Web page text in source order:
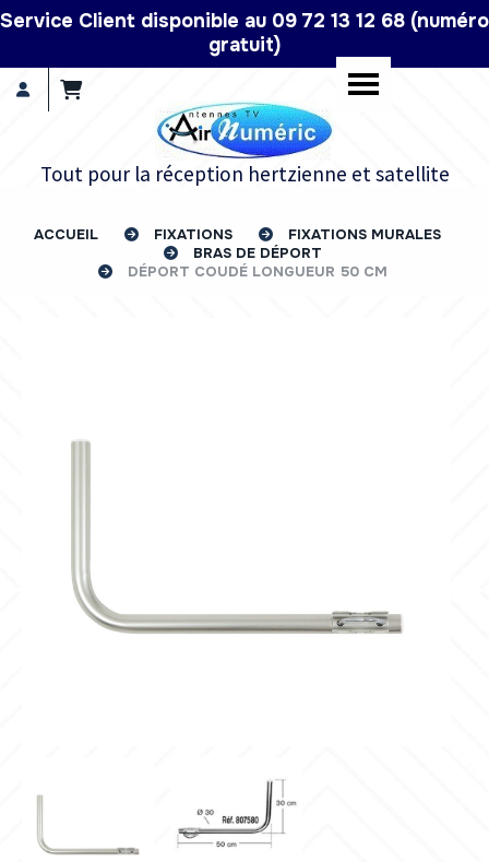
Service Client disponible au 09 72 13 12 68 (numéro
gratuit)
Tout pour la réception hertzienne et satellite
ACCUEIL FIXATIONS
FIXATIONS MURALES
BRAS DE DÉPORT
DÉPORT COUDÉ LONGUEUR 50 CM